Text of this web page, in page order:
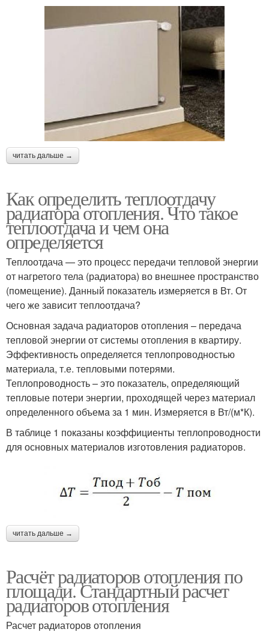
читать дальше →
Как определить теплоотдачу
радиатора отопления. Что такое
теплоотдача и чем она
определяется
Теплоотдача — это процесс передачи тепловой энергии
от нагретого тела (радиатора) во внешнее пространство
(помещение). Данный показатель измеряется в Вт. От
чего же зависит теплоотдача?
Основная задача радиаторов отопления – передача
тепловой энергии от системы отопления в квартиру.
Эффективность определяется теплопроводностью
материала, т.е. тепловыми потерями.
Теплопроводность – это показатель, определяющий
тепловые потери энергии, проходящей через материал
определенного объема за 1 мин. Измеряется в Вт/(м*К).
В таблице 1 показаны коэффициенты теплопроводности
для основных материалов изготовления радиаторов.
читать дальше →
Расчёт радиаторов отопления по
площади. Стандартный расчет
радиаторов отопления
Расчет радиаторов отопления